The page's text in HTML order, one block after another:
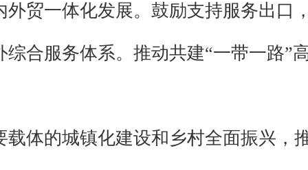
贸一体化发展。鼓励支持服务出口
合服务体系。推动共建“一带一路”
体的城镇化建设和乡村全面振兴，